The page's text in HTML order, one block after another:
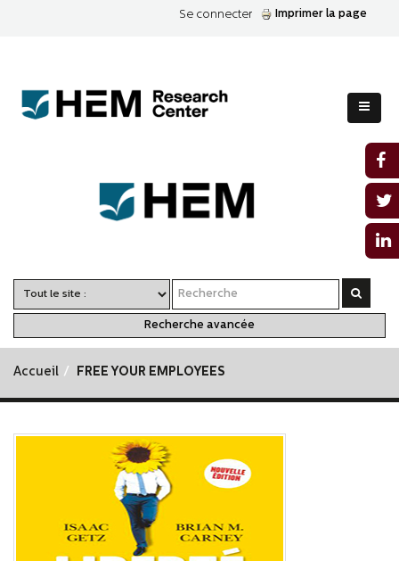
Se connecter Imprimer la page
Recherche avancée
Accueil FREE YOUR EMPLOYEES